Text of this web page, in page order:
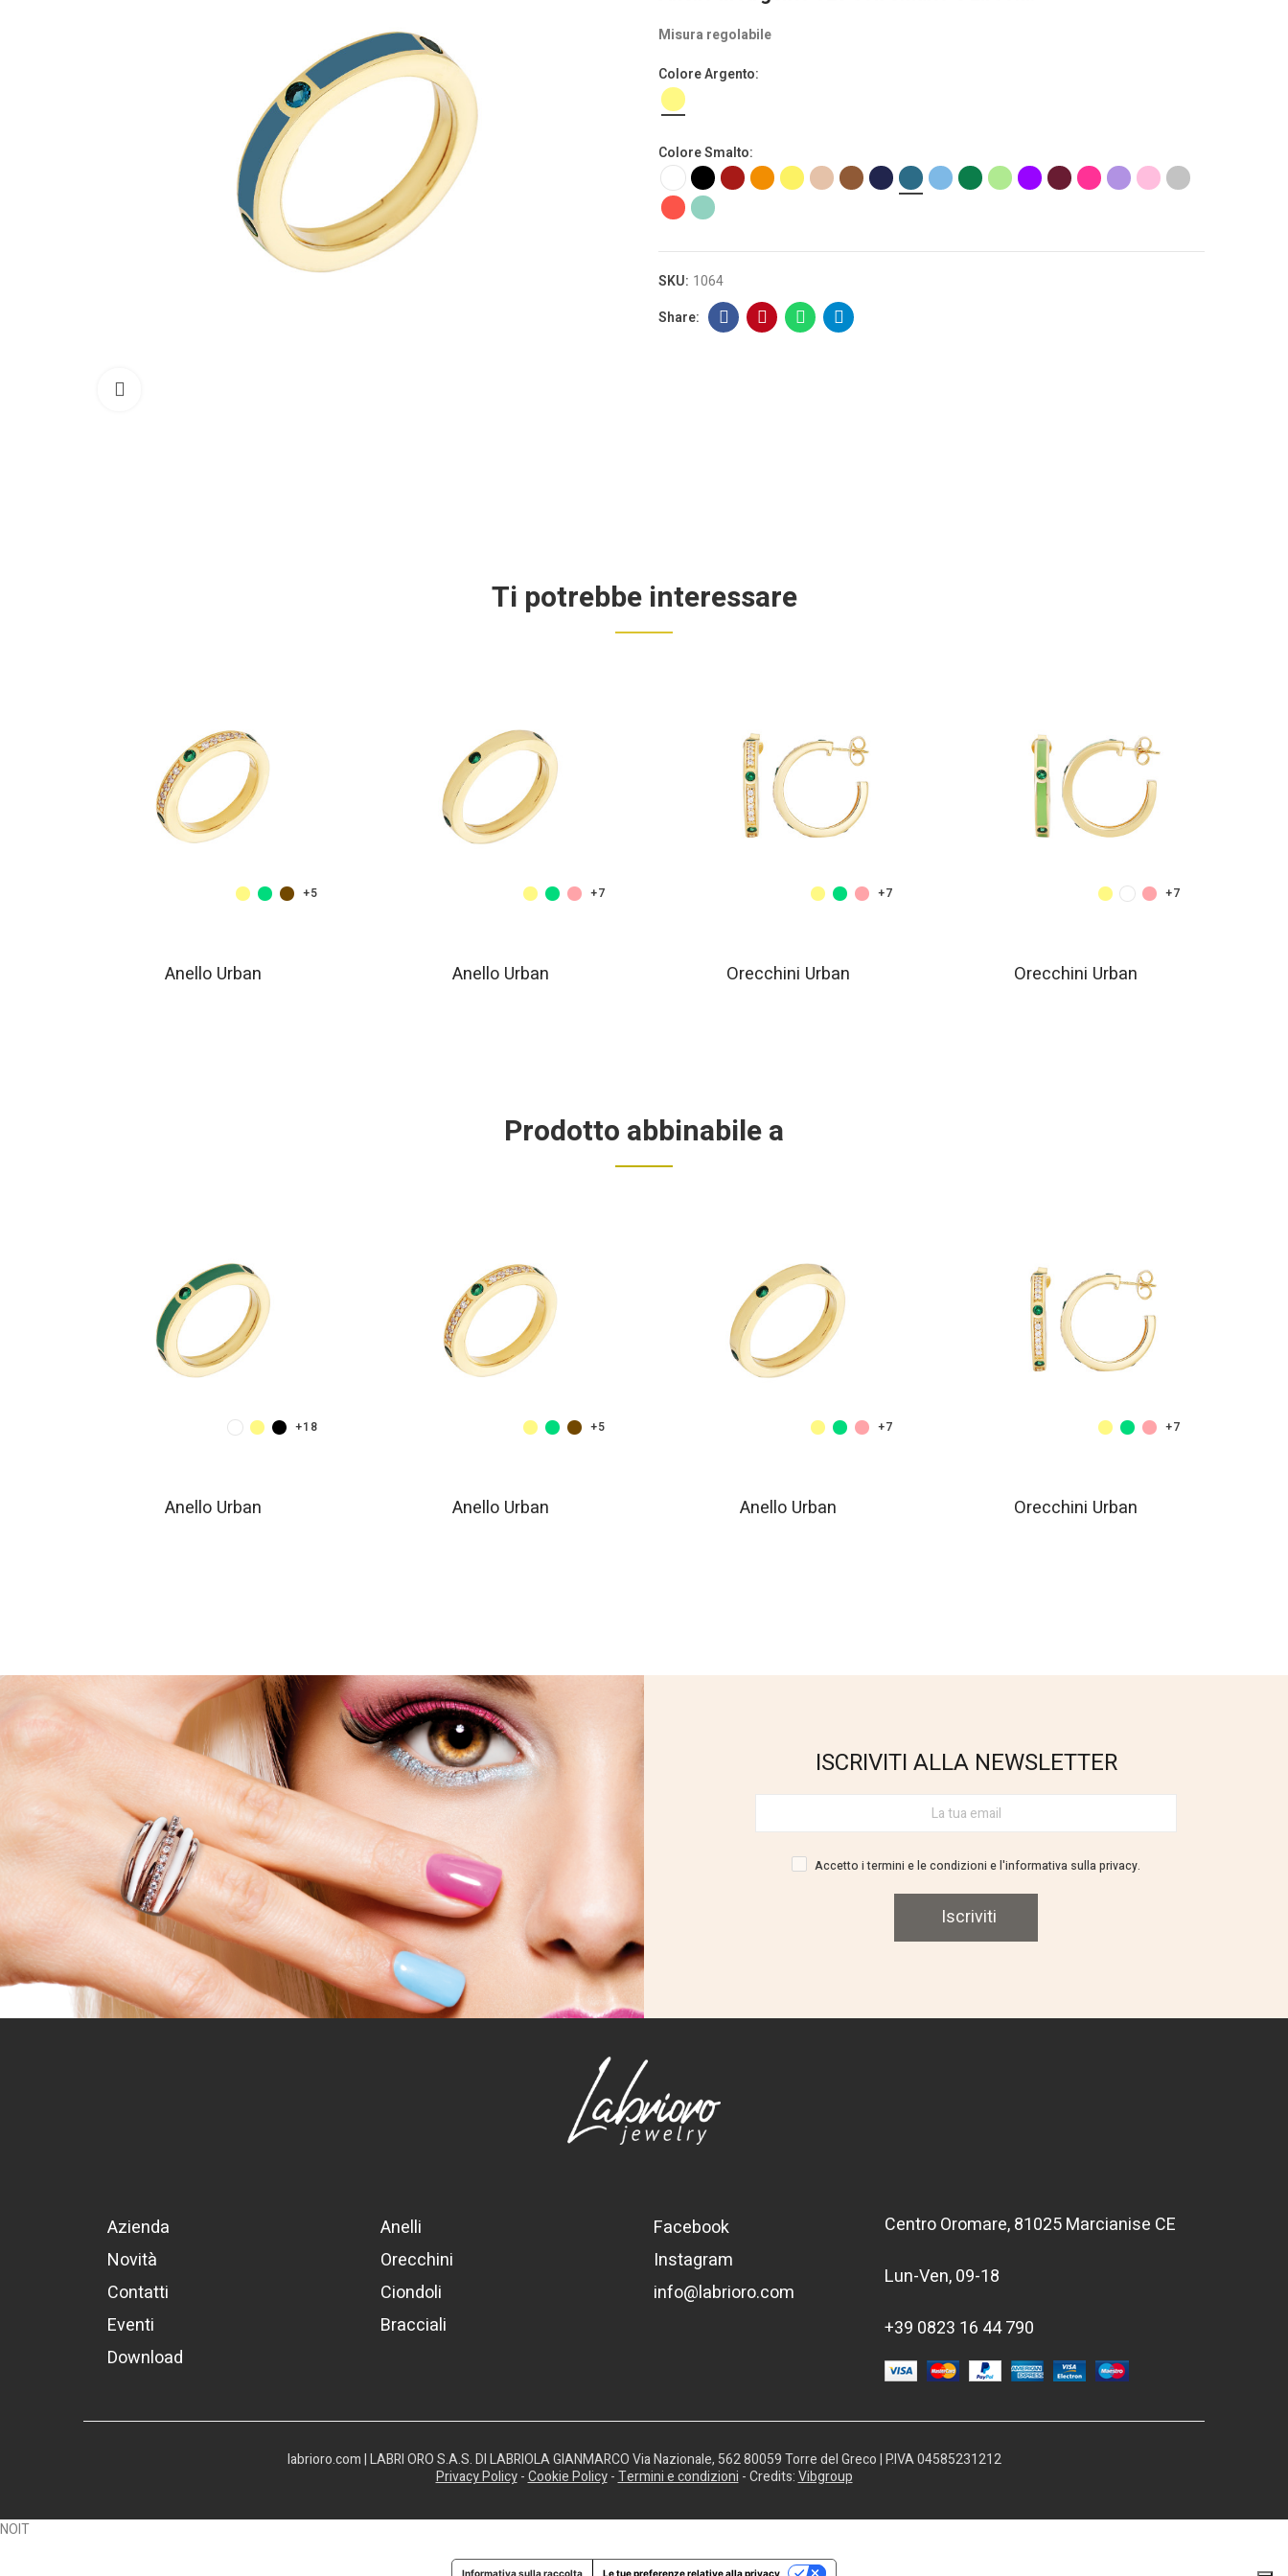
Misura regolabile
Colore Argento
Colore Smalto
SKU: 1064
Ti potrebbe interessare
Anello Urban
+5
Anello Urban
+7
Orecchini Urban
+7
Orecchini Urban
+7
Prodotto abbinabile a
Anello Urban
+18
Anello Urban
+5
Anello Urban
+7
Orecchini Urban
+7
ISCRIVITI ALLA NEWSLETTER
Iscriviti
Accetto i termini e le condizioni e l'informativa sulla privacy.
Azienda
Novità
Contatti
Eventi
Download
Anelli
Orecchini
Ciondoli
Bracciali
Facebook
Instagram
info@labrioro.com
Centro Oromare, 81025 Marcianise CE
Lun-Ven, 09-18
+39 0823 16 44 790
labrioro.com | LABRI ORO S.A.S. DI LABRIOLA GIANMARCO Via Nazionale, 562 80059 Torre del Greco | P.IVA 04585231212
Privacy Policy-Cookie Policy-Termini e condizioni - Credits:Vibgroup
NOIT
Informativa sulla raccolta Le tue preferenze relative alla privacy